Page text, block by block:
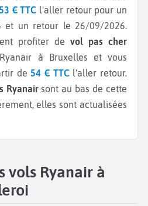
€ TTC l'aller retour pour un
et un retour le 26/09/2026.
profiter de vol pas cher
à Bruxelles et vous
de54 € TTCl'aller retour.
Ryanairsont au bas de cette
elles sont actualisées
vols Ryanair à